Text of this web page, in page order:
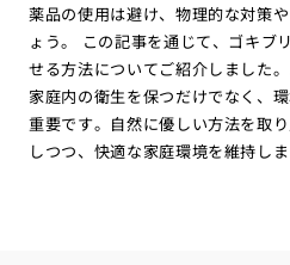
薬品の使用は避け、物理的な対策
ょう。 この記事を通じて、ゴキブ
せる方法についてご紹介しました
家庭内の衛生を保つだけでなく、
重要です。自然に優しい方法を取
しつつ、快適な家庭環境を維持しま